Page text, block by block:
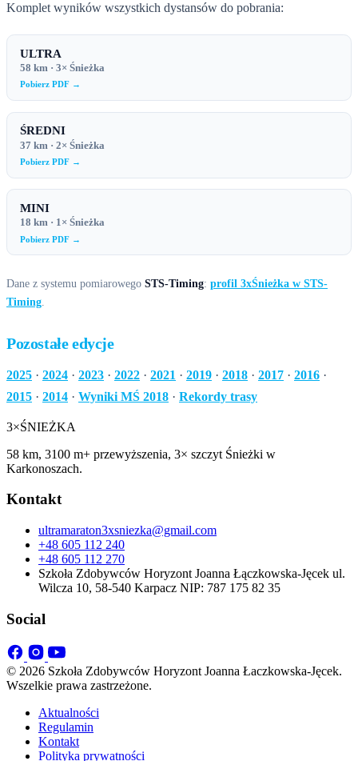
Komplet wyników wszystkich dystansów do pobrania:
ULTRA
58 km · 3× Śnieżka
Pobierz PDF →
ŚREDNI
37 km · 2× Śnieżka
Pobierz PDF →
MINI
18 km · 1× Śnieżka
Pobierz PDF →
Dane z systemu pomiarowego STS-Timing: profil 3xŚnieżka w STS-
Timing.
Pozostałe edycje
2025 · 2024 · 2023 · 2022 · 2021 · 2019 · 2018 · 2017 · 2016 ·
2015 · 2014 · Wyniki MŚ 2018 · Rekordy trasy
3×ŚNIEŻKA
58 km, 3100 m+ przewyższenia, 3× szczyt Śnieżki w
Karkonoszach.
Kontakt
ultramaraton3xsniezka@gmail.com
+48 605 112 240
+48 605 112 270
Szkoła Zdobywców Horyzont Joanna Łączkowska-Jęcek ul.
Wilcza 10, 58-540 Karpacz NIP: 787 175 82 35
Social
© 2026 Szkoła Zdobywców Horyzont Joanna Łaczkowska-Jęcek.
Wszelkie prawa zastrzeżone.
Aktualności
Regulamin
Kontakt
Polityka prywatności